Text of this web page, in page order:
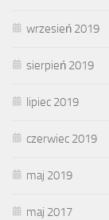
wrzesień 2019
sierpień 2019
lipiec 2019
czerwiec 2019
maj 2019
maj 2017